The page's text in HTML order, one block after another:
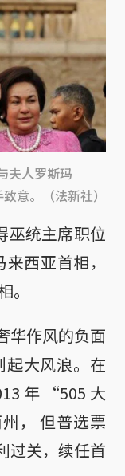
夫人罗斯玛
意。（法新社）
巫统主席职位
西亚首相，
华作风的负面
起大风浪。在
年“505大
， 但普选票
过关，续任首